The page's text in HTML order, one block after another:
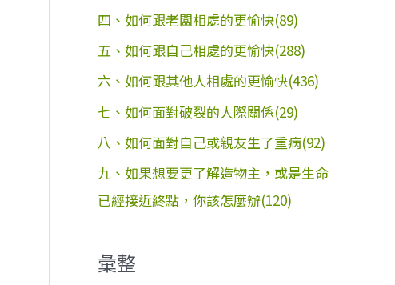
四、如何跟老闆相處的更愉快(89)
五、如何跟自己相處的更愉快(288)
六、如何跟其他人相處的更愉快(436)
七、如何面對破裂的人際關係(29)
八、如何面對自己或親友生了重病(92)
九、如果想要更了解造物主，或是生命
已經接近終點，你該怎麼辦(120)
彙整